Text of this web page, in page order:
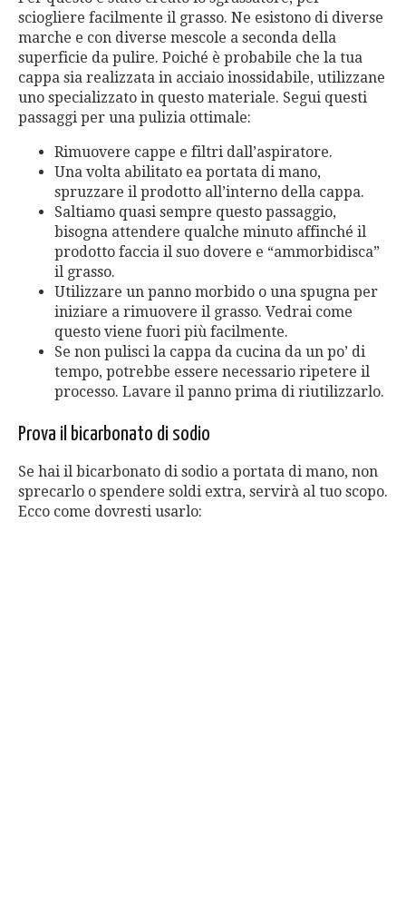
sciogliere facilmente il grasso. Ne esistono di diverse
marche e con diverse mescole a seconda della
superficie da pulire. Poiché è probabile che la tua
cappa sia realizzata in acciaio inossidabile, utilizzane
uno specializzato in questo materiale. Segui questi
passaggi per una pulizia ottimale:
Rimuovere cappe e filtri dall’aspiratore.
Una volta abilitato ea portata di mano,
spruzzare il prodotto all’interno della cappa.
Saltiamo quasi sempre questo passaggio,
bisogna attendere qualche minuto affinché il
prodotto faccia il suo dovere e “ammorbidisca”
il grasso.
Utilizzare un panno morbido o una spugna per
iniziare a rimuovere il grasso. Vedrai come
questo viene fuori più facilmente.
Se non pulisci la cappa da cucina da un po’ di
tempo, potrebbe essere necessario ripetere il
processo. Lavare il panno prima di riutilizzarlo.
Prova il bicarbonato di sodio
Se hai il bicarbonato di sodio a portata di mano, non
sprecarlo o spendere soldi extra, servirà al tuo scopo.
Ecco come dovresti usarlo: